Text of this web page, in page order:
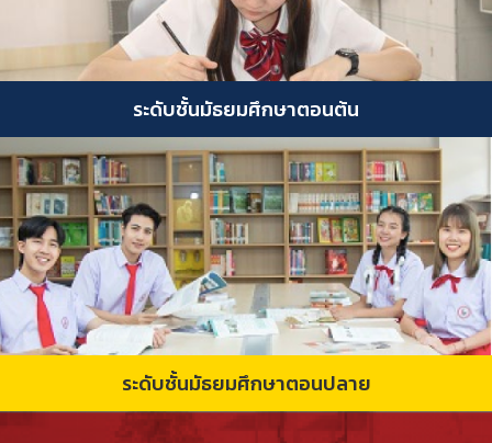
ระดับชั้นมัธยมศึกษาตอนต้น
ระดับชั้นมัธยมศึกษาตอนต้น
ระดับชั้นมัธยมศึกษาตอนปลาย
ระดับชั้นมัธยมศึกษาตอนปลาย